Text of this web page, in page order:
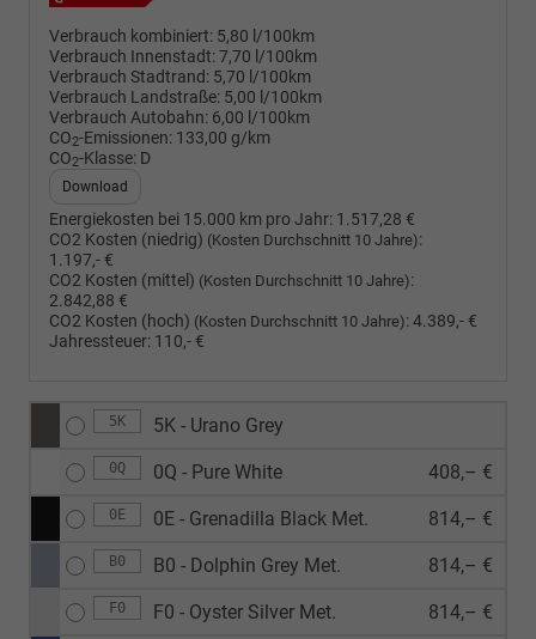
Verbrauch kombiniert: 5,80 l/100km
Verbrauch Innenstadt:7,70 l/100km
Verbrauch Stadtrand: 5,70 l/100km
Verbrauch Landstraße: 5,00 l/100km
Verbrauch Autobahn: 6,00 l/100km
CO2-Emissionen: 133,00 g/km
CO2-Klasse: D
Download
Energiekosten bei 15.000 km pro Jahr: 1.517,28 €
CO2 Kosten (niedrig) (Kosten Durchschnitt 10 Jahre):
1.197,- €
CO2 Kosten (mittel) (Kosten Durchschnitt 10 Jahre):
2.842,88 €
CO2 Kosten (hoch) (Kosten Durchschnitt 10 Jahre):4.389,- €
Jahressteuer: 110,- €
5K 5K - Urano Grey
0Q 0Q - Pure White 408,– €
0E 0E - Grenadilla Black Met. 814,– €
B0 B0 - Dolphin Grey Met. 814,– €
F0 F0 - Oyster Silver Met. 814,– €